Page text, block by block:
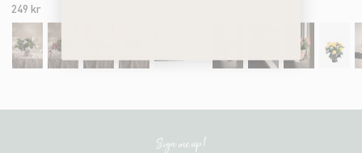
249 kr
Sign me up!